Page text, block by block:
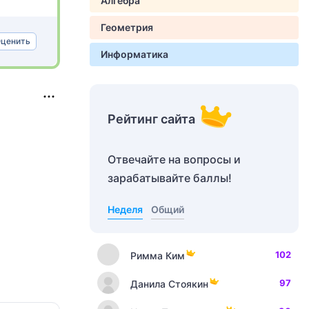
Геометрия
Информатика
Рейтинг сайта
Отвечайте на вопросы и
зарабатывайте баллы!
Неделя Общий
Римма Ким 102
Данила Стоякин 97